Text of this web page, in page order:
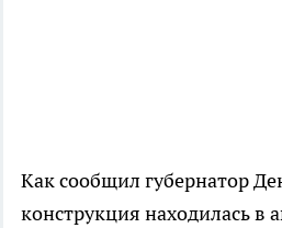
Как сообщил губернатор
конструкция находилась в